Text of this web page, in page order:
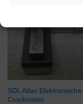
SDL Atlas Elektronische
Crockmeter